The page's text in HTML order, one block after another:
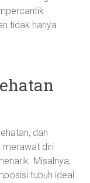
tidak hanya
dan
merawat diri
Misalnya,
tubuh ideal